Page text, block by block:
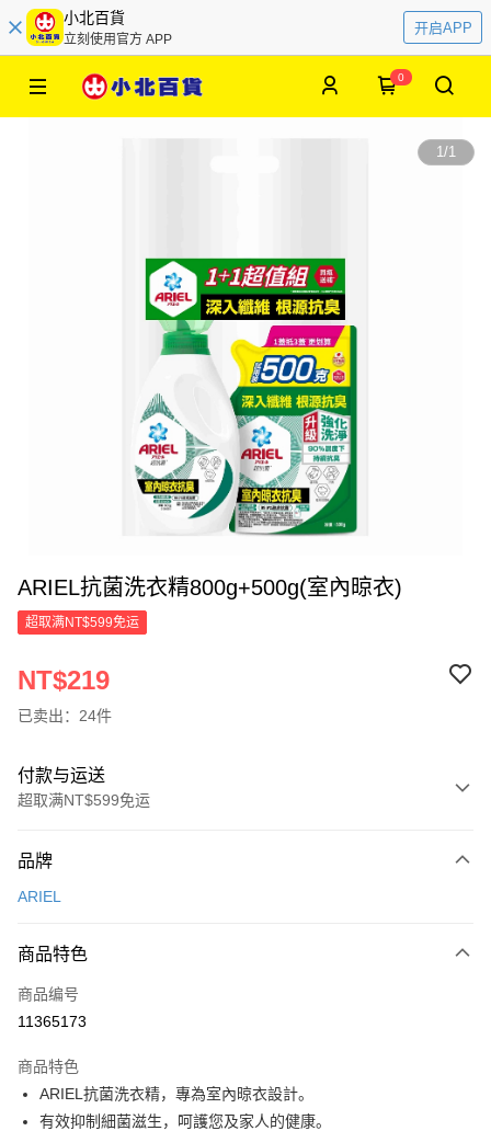
小北百貨
立刻使用官方 APP
开启APP
0
1/1
ARIEL抗菌洗衣精800g+500g(室內晾衣)
超取满NT$599免运
NT$219
已卖出：24件
付款与运送
超取满NT$599免运
信用卡一次付款
LINE Pay
Apple Pay
悠遊付
Google Pay
品牌
ARIEL
商品特色
商品编号
11365173
商品特色
ARIEL抗菌洗衣精，專為室內晾衣設計。
有效抑制細菌滋生，呵護您及家人的健康。